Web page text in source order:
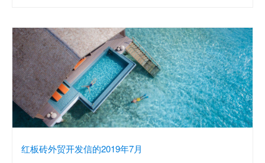
红板砖外贸开发信的2019年7月